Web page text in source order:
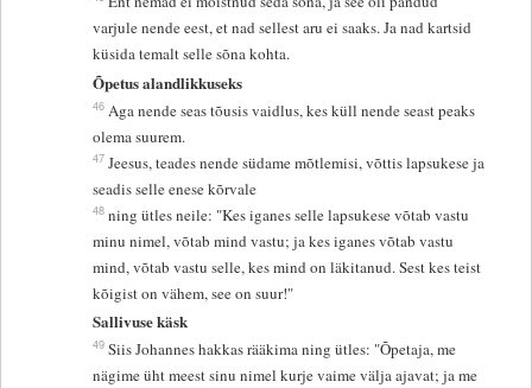
varjule nende eest, et nad sellest aru ei saaks. Ja nad kartsid
küsida temalt selle sõna kohta.
Õpetus alandlikkuseks
46 Aga nende seas tõusis vaidlus, kes küll nende seast peaks
olema suurem.
47 Jeesus, teades nende südame mõtlemisi, võttis lapsukese ja
seadis selle enese kõrvale
48 ning ütles neile: "Kes iganes selle lapsukese võtab vastu
minu nimel, võtab mind vastu; ja kes iganes võtab vastu
mind, võtab vastu selle, kes mind on läkitanud. Sest kes teist
kõigist on vähem, see on suur!"
Sallivuse käsk
49 Siis Johannes hakkas rääkima ning ütles: "Õpetaja, me
nägime üht meest sinu nimel kurje vaime välja ajavat; ja me